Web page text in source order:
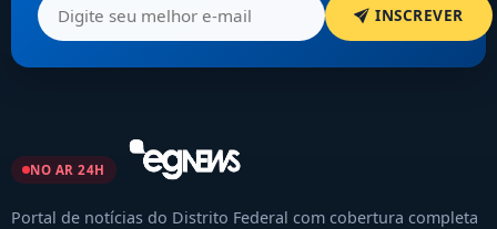
INSCREVER
NO AR 24H
Portal de notícias do Distrito Federal com cobertura completa